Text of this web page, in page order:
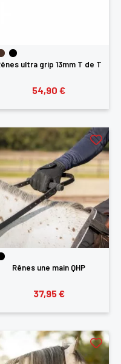
ultra grip 13mm T de T
54,90 €
Rênes une main QHP
37,95 €